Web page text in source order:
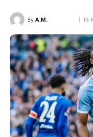
By A.M. 16